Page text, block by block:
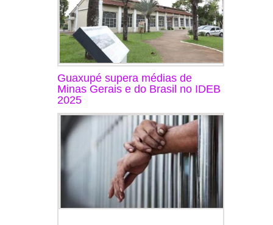
Guaxupé supera médias de
Minas Gerais e do Brasil no IDEB
2025